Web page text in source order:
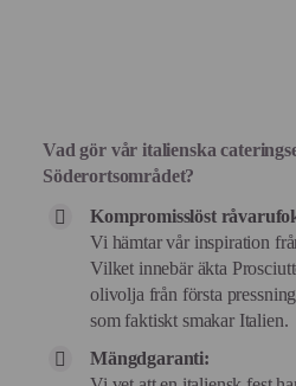
Vad gör vår italienska
Söderortsområdet?
Kompromisslöst
Vi hämtar vår inspiration
Vilket innebär äkta
olivolja från första
som faktiskt smakar Italien.
Mängdgaranti: